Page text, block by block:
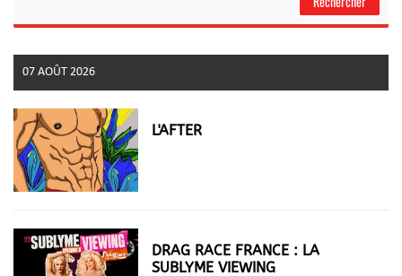
07 AOÛT 2026
L'AFTER
DRAG RACE FRANCE : LA
SUBLYME VIEWING